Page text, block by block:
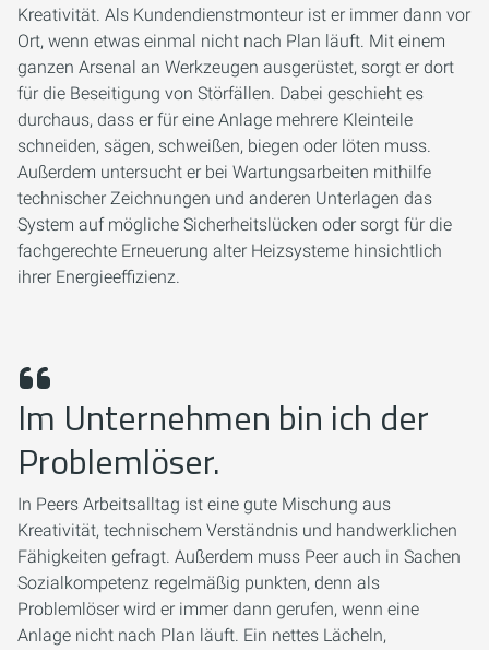
Kreativität. Als Kundendienstmonteur ist er immer dann vor
Ort, wenn etwas einmal nicht nach Plan läuft. Mit einem
ganzen Arsenal an Werkzeugen ausgerüstet, sorgt er dort
für die Beseitigung von Störfällen. Dabei geschieht es
durchaus, dass er für eine Anlage mehrere Kleinteile
schneiden, sägen, schweißen, biegen oder löten muss.
Außerdem untersucht er bei Wartungsarbeiten mithilfe
technischer Zeichnungen und anderen Unterlagen das
System auf mögliche Sicherheitslücken oder sorgt für die
fachgerechte Erneuerung alter Heizsysteme hinsichtlich
ihrer Energieeffizienz.
Im Unternehmen bin ich der
Problemlöser.
In Peers Arbeitsalltag ist eine gute Mischung aus
Kreativität, technischem Verständnis und handwerklichen
Fähigkeiten gefragt. Außerdem muss Peer auch in Sachen
Sozialkompetenz regelmäßig punkten, denn als
Problemlöser wird er immer dann gerufen, wenn eine
Anlage nicht nach Plan läuft. Ein nettes Lächeln,